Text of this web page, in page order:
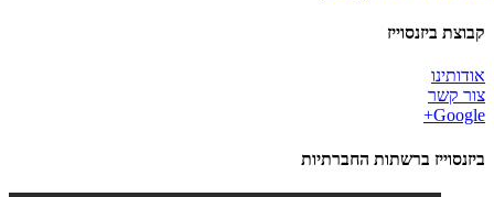
קבוצת ביזנסוייז
אודותינו
צור קשר
Google+
ביזנסוייז ברשתות החברתיות